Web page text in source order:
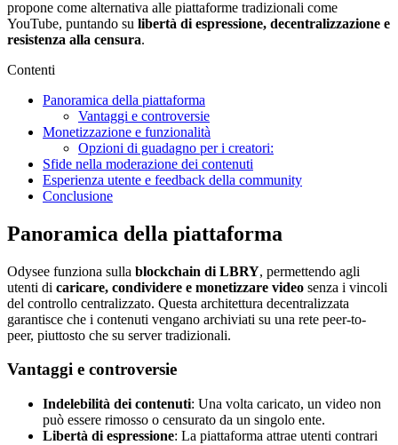
propone come alternativa alle piattaforme tradizionali come
YouTube, puntando su libertà di espressione, decentralizzazione e
resistenza alla censura.
Contenti
Panoramica della piattaforma
Vantaggi e controversie
Monetizzazione e funzionalità
Opzioni di guadagno per i creatori:
Sfide nella moderazione dei contenuti
Esperienza utente e feedback della community
Conclusione
Panoramica della piattaforma
Odysee funziona sulla blockchain di LBRY, permettendo agli
utenti di caricare, condividere e monetizzare video senza i vincoli
del controllo centralizzato. Questa architettura decentralizzata
garantisce che i contenuti vengano archiviati su una rete peer-to-
peer, piuttosto che su server tradizionali.
Vantaggi e controversie
Indelebilità dei contenuti: Una volta caricato, un video non
può essere rimosso o censurato da un singolo ente.
Libertà di espressione: La piattaforma attrae utenti contrari